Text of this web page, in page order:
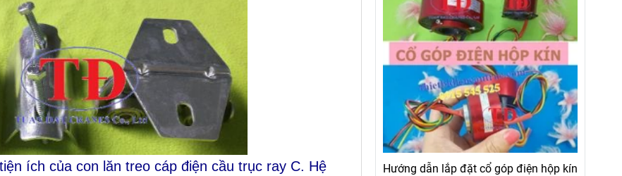
ích của con lăn treo cáp điện cầu trục ray C. Hệ
Hướng dẫn lắp đặt cổ góp điện hộp kín